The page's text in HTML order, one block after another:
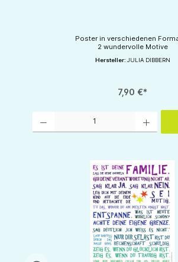
Poster in verschiedenen
2 wundervolle Motive
Hersteller: JULIA DIBBERN
7,90 €*